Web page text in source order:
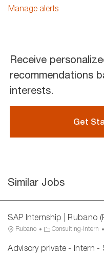
address
Manage alerts
Receive
recommendations
interests.
Get
Similar Jobs
SAP Internship | Rubano
L
c
Rubano
C
t
Consulting-Intern
Advisory private - Intern -